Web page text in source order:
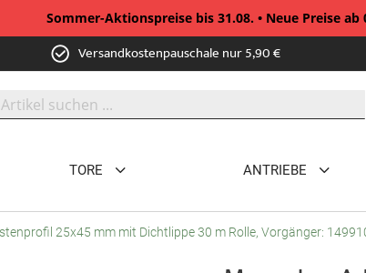
Sommer-Aktionspreise bis 31.08. • Neue Preise ab
Versandkostenpauschale nur 5,90 €
TORE ANTRIEBE
25x45 mm mit Dichtlippe 30 m Rolle, Vorgänger: